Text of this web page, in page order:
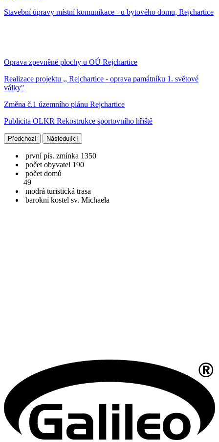
Stavební úpravy místní komunikace - u bytového domu, Rejchartice
Oprava zpevněné plochy u OÚ Rejchartice
Realizace projektu ,, Rejchartice - oprava památníku 1. světové
války"
Změna č.1 územního plánu Rejchartice
Publicita OLKR Rekostrukce sportovního hřiště
Předchozí Následující
první pís. zmínka 1350
počet obyvatel 190
počet domů
49
modrá turistická trasa
barokní kostel sv. Michaela